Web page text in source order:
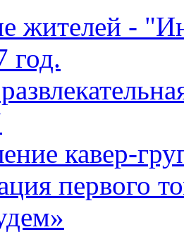
жителей -
год.
кавер-
первого